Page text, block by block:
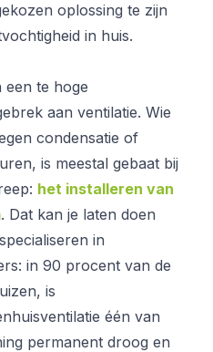
oplossing te zijn
in huis.
een te hoge
aan ventilatie. Wie
condensatie of
is meestal gebaat bij
het installeren van
. Dat kan je laten doen
in
in 90 procent van de
is
één van
permanent droog en